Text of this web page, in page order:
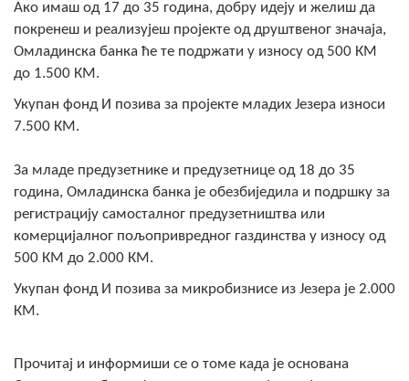
Састав Скупштине
Службени Гласници
Вијести
Активности
Јавни позиви
Заштита од пожара
Ако имаш од 17 до 35 година, добру идеју и желиш да
покренеш и реализујеш пројекте од друштвеног значаја,
Омладинска банка ће те подржати у износу од 500 КМ
до 1.500 КМ.
Укупан фонд И позива за пројекте младих Језера износи
7.500 КМ.
За младе предузетнике и предузетнице од 18 до 35
година, Омладинска банка је обезбиједила и подршку за
регистрацију самосталног предузетништва или
комерцијалног пољопривредног газдинства у износу од
500 КМ до 2.000 КМ.
Укупан фонд И позива за микробизнисе из Језера је 2.000
КМ.
Прочитај и информиши се о томе када је основана